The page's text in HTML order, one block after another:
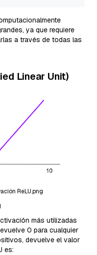
ya que requiere
a través de todas las
Linear Unit)
ReLU.png
más utilizadas
0 para cualquier
devuelve el valor
es: